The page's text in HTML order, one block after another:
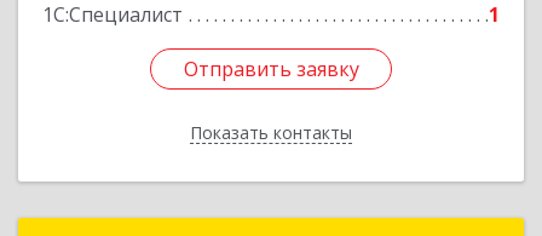
1С:Специалист
1
Отправить заявку
Показать контакты
Отправить заявку
Назад